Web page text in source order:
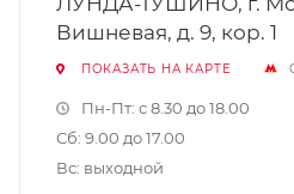
Вишневая, д. 9, кор. 1
ПОКАЗАТЬ НА КАРТЕ
Пн-Пт: с 8.30 до 18.00
Сб: 9.00 до 17.00
Вс: выходной